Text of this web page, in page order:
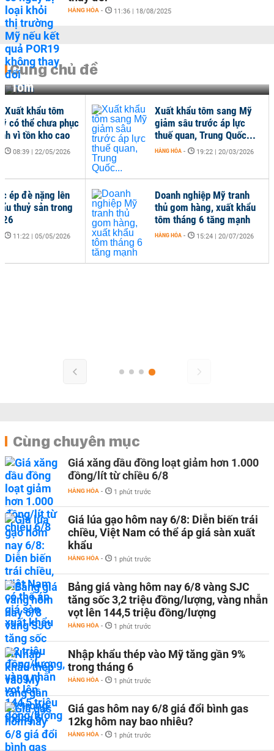
HÀNG HÓA - 11:36 | 18/08/2025
Cùng chủ đề
Tôm
Doanh nghiệp Mỹ tranh
thủ gom hàng, xuất khẩu
tôm tháng 6 tăng mạnh
HÀNG HÓA - 15:24 | 20/07/2026
Xuất khẩu tôm
có thể chưa phục
vì tồn kho cao
08:39 | 22/05/2026
ép đè nặng lên
thuỷ sản trong
11:22 | 05/05/2026
Xuất khẩu tôm sang Mỹ
giảm sâu trước áp lực
thuế quan, Trung Quốc...
HÀNG HÓA - 19:22 | 20/03/2026
Cùng chuyên mục
Giá xăng dầu đồng loạt giảm hơn 1.000
đồng/lít từ chiều 6/8
HÀNG HÓA - 1 phút trước
Giá lúa gạo hôm nay 6/8: Diễn biến trái
chiều, Việt Nam có thể áp giá sàn xuất
khẩu
HÀNG HÓA - 1 phút trước
Bảng giá vàng hôm nay 6/8 vàng SJC
tăng sốc 3,2 triệu đồng/lượng, vàng nhẫn
vọt lên 144,5 triệu đồng/lượng
HÀNG HÓA - 1 phút trước
Nhập khẩu thép vào Mỹ tăng gần 9%
trong tháng 6
HÀNG HÓA - 1 phút trước
Giá gas hôm nay 6/8 giá đổi bình gas
12kg hôm nay bao nhiêu?
HÀNG HÓA - 1 phút trước